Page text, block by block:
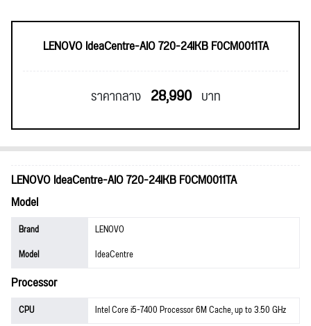
LENOVO IdeaCentre-AIO 720-24IKB F0CM0011TA
ราคากลาง 28,990 บาท
LENOVO IdeaCentre-AIO 720-24IKB F0CM0011TA
Model
Brand
LENOVO
Model
IdeaCentre
Processor
CPU Intel Core i5-7400 Processor 6M Cache, up to 3.50 GHz